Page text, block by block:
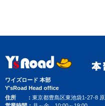
ワイズロード 本部
Y'sRoad Head office
住所
東京都豊島区東池袋1-27-8 原